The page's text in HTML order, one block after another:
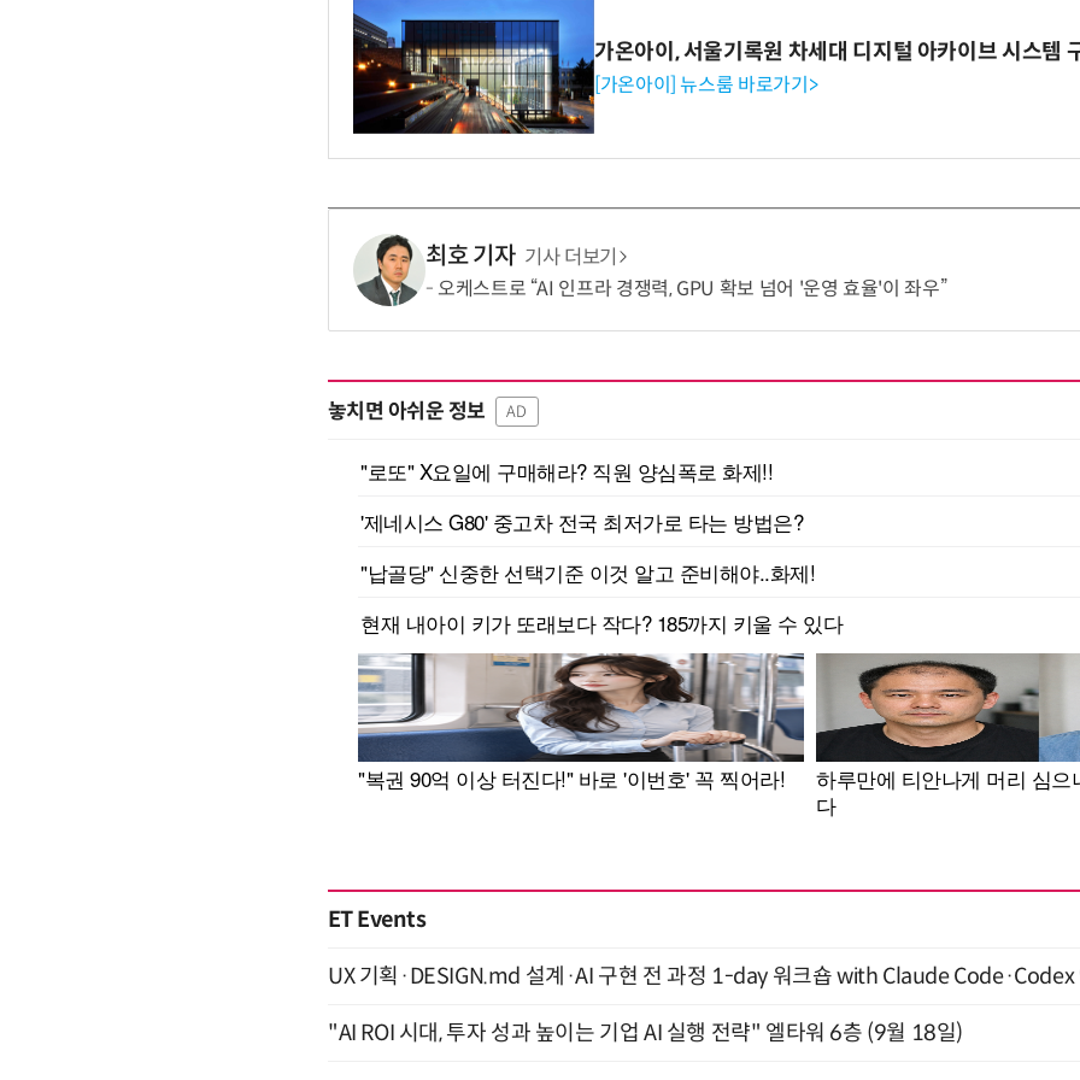
가온아이, 서울기록원 차세대 디지털 아카이브 시스템
[가온아이] 뉴스룸 바로가기>
최호 기자 기사 더보기
오케스트로 “AI 인프라 경쟁력, GPU 확보 넘어 '운영 효율'이 좌우”
놓치면 아쉬운 정보 AD
ET Events
UX 기획·DESIGN.md 설계·AI 구현 전 과정 1-day 워크숍 with Claude Code·Codex
"AI ROI 시대, 투자 성과 높이는 기업 AI 실행 전략" 엘타워 6층 (9월 18일)